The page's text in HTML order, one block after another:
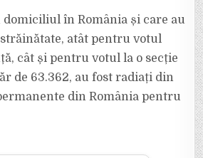
în România și care au
atât pentru votul
cât și pentru votul la o secție
de 63.362, au fost radiați din
din România pentru